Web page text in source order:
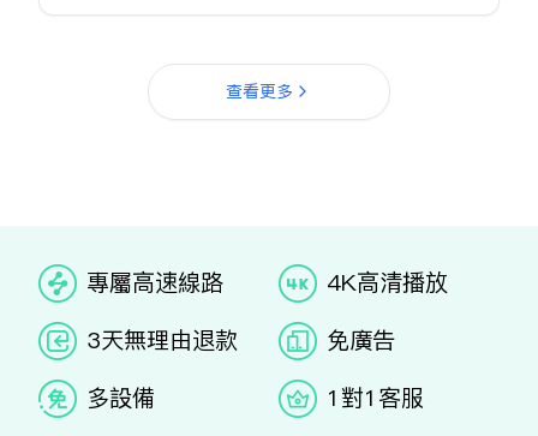
查看更多
专属高速线路
4K高清播放
3天无理由退款
免广告
多设备
1对1客服